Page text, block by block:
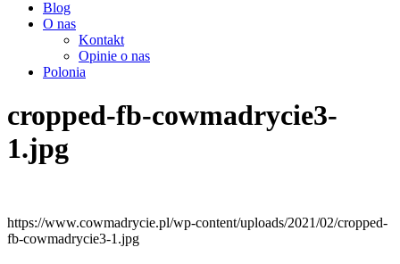
Blog
O nas
Kontakt
Opinie o nas
Polonia
cropped-fb-cowmadrycie3-
1.jpg
https://www.cowmadrycie.pl/wp-content/uploads/2021/02/cropped-
fb-cowmadrycie3-1.jpg